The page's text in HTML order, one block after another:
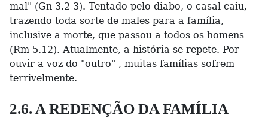
mal" (Gn 3.2-3). Tentado pelo diabo, o casal caiu,
trazendo toda sorte de males para a família,
inclusive a morte, que passou a todos os homens
(Rm 5.12). Atualmente, a história se repete. Por
ouvir a voz do "outro" , muitas famílias sofrem
terrivelmente.
2.6. A REDENÇÃO DA FAMÍLIA